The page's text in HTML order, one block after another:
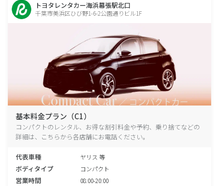
トヨタレンタカー海浜幕張駅北口
千葉市美浜区ひび野1-6-2公園通りビル1F
基本料金プラン（C1）
コンパクトのレンタル、お得な割引料金や予約、乗り捨てなどの
詳細は、こちらから各店舗にお電話ください。
代表車種 ヤリス 等
ボディタイプ コンパクト
営業時間 08:00-20:00